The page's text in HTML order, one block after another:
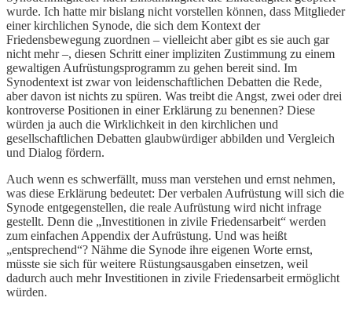
wurde. Ich hatte mir bislang nicht vorstellen können, dass Mitglieder
einer kirchlichen Synode, die sich dem Kontext der
Friedensbewegung zuordnen – vielleicht aber gibt es sie auch gar
nicht mehr –, diesen Schritt einer impliziten Zustimmung zu einem
gewaltigen Aufrüstungsprogramm zu gehen bereit sind. Im
Synodentext ist zwar von leidenschaftlichen Debatten die Rede,
aber davon ist nichts zu spüren. Was treibt die Angst, zwei oder drei
kontroverse Positionen in einer Erklärung zu benennen? Diese
würden ja auch die Wirklichkeit in den kirchlichen und
gesellschaftlichen Debatten glaubwürdiger abbilden und Vergleich
und Dialog fördern.
Auch wenn es schwerfällt, muss man verstehen und ernst nehmen,
was diese Erklärung bedeutet: Der verbalen Aufrüstung will sich die
Synode entgegenstellen, die reale Aufrüstung wird nicht infrage
gestellt. Denn die „Investitionen in zivile Friedensarbeit“ werden
zum einfachen Appendix der Aufrüstung. Und was heißt
„entsprechend“? Nähme die Synode ihre eigenen Worte ernst,
müsste sie sich für weitere Rüstungsausgaben einsetzen, weil
dadurch auch mehr Investitionen in zivile Friedensarbeit ermöglicht
würden.